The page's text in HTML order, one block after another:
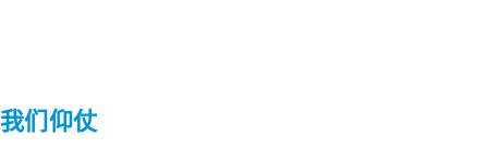
我们仰仗